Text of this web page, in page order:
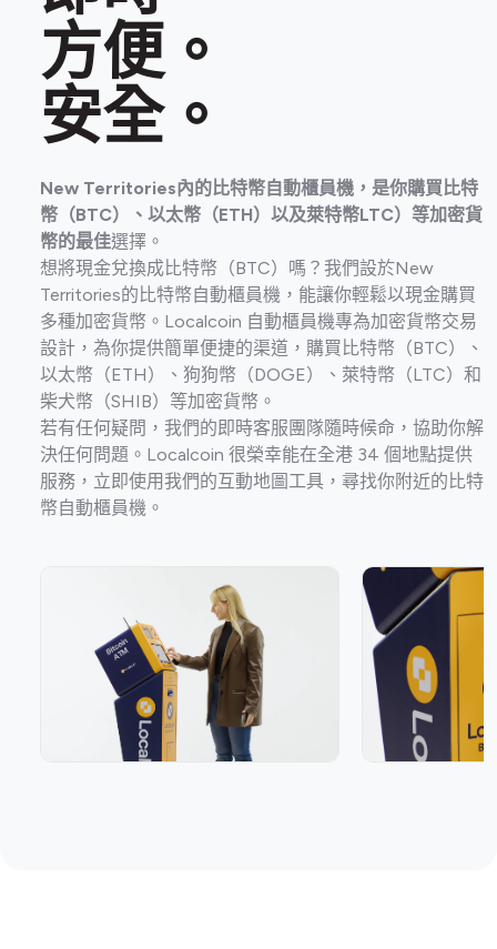
方便。
安全。
New Territories內的比特幣自動櫃員機，是你購買比特
幣（BTC）、以太幣（ETH）以及萊特幣LTC）等加密貨
幣的最佳選擇。
想將現金兌換成比特幣（BTC）嗎？我們設於New
Territories的比特幣自動櫃員機，能讓你輕鬆以現金購買
多種加密貨幣。Localcoin 自動櫃員機專為加密貨幣交易
設計，為你提供簡單便捷的渠道，購買比特幣（BTC）、
以太幣（ETH）、狗狗幣（DOGE）、萊特幣（LTC）和
柴犬幣（SHIB）等加密貨幣。
若有任何疑問，我們的即時客服團隊隨時候命，協助你解
決任何問題。Localcoin 很榮幸能在全港 34 個地點提供
服務，立即使用我們的互動地圖工具，尋找你附近的比特
幣自動櫃員機。